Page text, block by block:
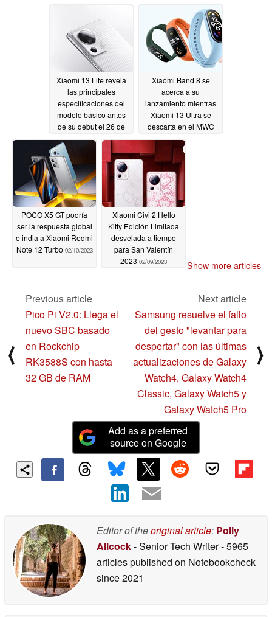
Xiaomi 13 Lite revela
las principales
especificaciones del
modelo básico antes
de su debut el 26 de
febrero02/13/2023
Xiaomi Band 8 se
acerca a su
lanzamiento mientras
Xiaomi 13 Ultra se
descarta en el MWC
por un leaker
POCO X5 GT podría
ser la respuesta global
e india a Xiaomi Redmi
Note 12 Turbo 02/10/2023
Xiaomi Civi 2 Hello
Kitty Edición Limitada
desvelada a tiempo
para San Valentín
2023 02/09/2023 Show more articles
⟨
Previous article
Pico Pi V2.0: Llega el
nuevo SBC basado
en Rockchip
RK3588S con hasta
32 GB de RAM
Next article
Samsung resuelve el fallo
del gesto "levantar para
despertar" con las últimas
actualizaciones de Galaxy
Watch4, Galaxy Watch4
Classic, Galaxy Watch5 y
Galaxy Watch5 Pro
⟩
Add as a preferred
source on Google
Editor of theoriginal article: Polly
Allcock- Senior Tech Writer- 5965
articles published on Notebookcheck
since 2021